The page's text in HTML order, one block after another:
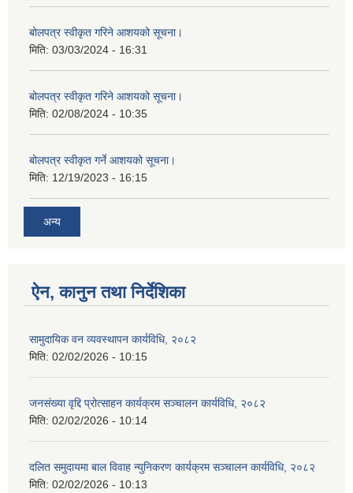
बोलपत्र स्वीकृत गरिने आशयको सूचना।
मिति: 03/03/2024 - 16:31
बोलपत्र स्वीकृत गरिने आशयको सूचना।
मिति: 02/08/2024 - 10:35
बोलपत्र स्वीकृत गर्ने आशयको सूचना।
मिति: 12/19/2023 - 16:15
अन्य
ऐन, कानुन तथा निर्देशिका
सामुदायिक वन व्यवस्थापन कार्यविधि, २०८२
मिति: 02/02/2026 - 10:15
जनसंख्या वृद्दि प्रोत्साहन कार्यक्रम सञ्‍चालन कार्यविधि, २०८२
मिति: 02/02/2026 - 10:14
दलित समुदायमा बाल विवाह न्युनिकरण कार्यक्रम सञ्‍चालन कार्यविधि, २०८२
मिति: 02/02/2026 - 10:13